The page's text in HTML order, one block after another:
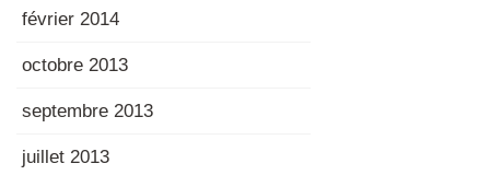
février 2014
octobre 2013
septembre 2013
juillet 2013